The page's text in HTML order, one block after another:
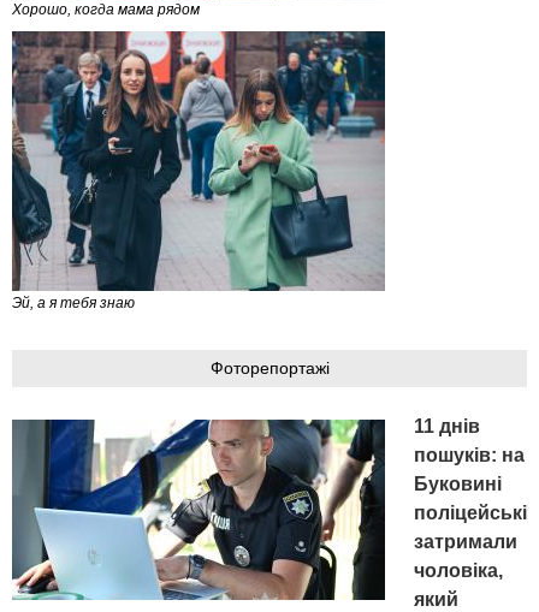
Хорошо, когда мама рядом
Эй, а я тебя знаю
Фоторепортажі
11 днів
пошуків: на
Буковині
поліцейські
затримали
чоловіка,
який